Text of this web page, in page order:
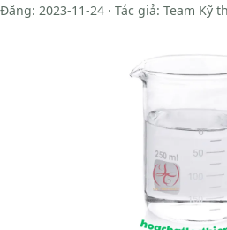
Đăng: 2023-11-24 · Tác giả: Team Kỹ